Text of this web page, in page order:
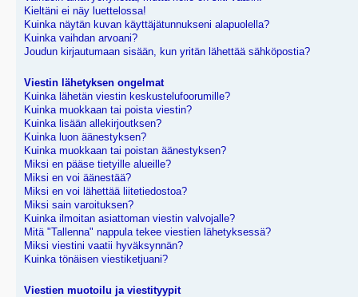
Kieltäni ei näy luettelossa!
Kuinka näytän kuvan käyttäjätunnukseni alapuolella?
Kuinka vaihdan arvoani?
Joudun kirjautumaan sisään, kun yritän lähettää sähköpostia?
Viestin lähetyksen ongelmat
Kuinka lähetän viestin keskustelufoorumille?
Kuinka muokkaan tai poista viestin?
Kuinka lisään allekirjoutksen?
Kuinka luon äänestyksen?
Kuinka muokkaan tai poistan äänestyksen?
Miksi en pääse tietyille alueille?
Miksi en voi äänestää?
Miksi en voi lähettää liitetiedostoa?
Miksi sain varoituksen?
Kuinka ilmoitan asiattoman viestin valvojalle?
Mitä "Tallenna" nappula tekee viestien lähetyksessä?
Miksi viestini vaatii hyväksynnän?
Kuinka tönäisen viestiketjuani?
Viestien muotoilu ja viestityypit